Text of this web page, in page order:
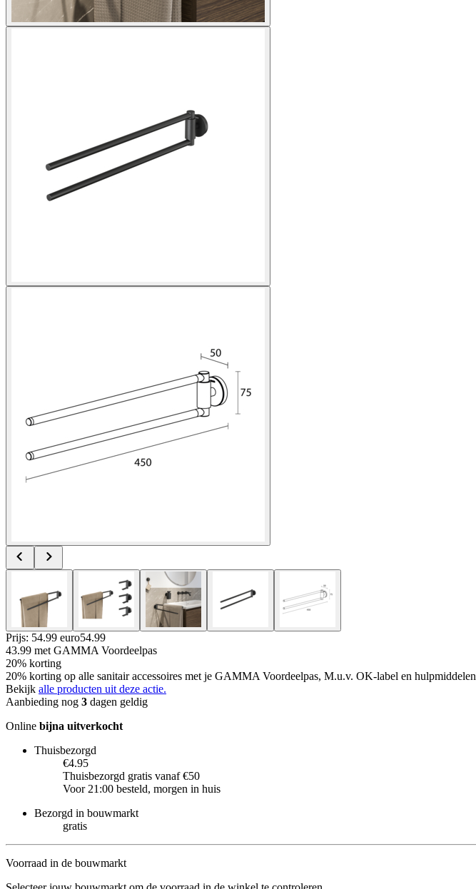
Prijs: 54.99 euro54.99
43.99 met GAMMA Voordeelpas
20% korting
20% korting op alle sanitair accessoires met je GAMMA Voordeelpas, M.u.v. OK-label en hulpmiddelen
Bekijk alle producten uit deze actie.
Aanbieding nog 3 dagen geldig
Online bijna uitverkocht
Thuisbezorgd
€4.95
Thuisbezorgd gratis vanaf €50
Voor 21:00 besteld, morgen in huis
Bezorgd in bouwmarkt
gratis
Voorraad in de bouwmarkt